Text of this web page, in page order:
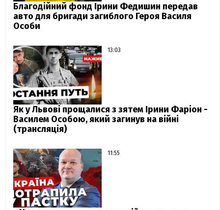
Благодійний фонд Ірини Федишин передав
авто для бригади загиблого Героя Василя
Особи
13:03
Як у Львові прощалися з зятем Ірини Фаріон -
Василем Особою, який загинув на війні
(трансляція)
11:55